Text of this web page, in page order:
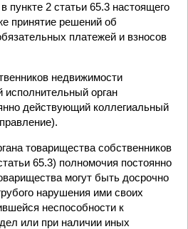
пункте 2 статьи 65.3 настоящего
принятие решений об
платежей и взносов
недвижимости
орган
действующий коллегиальный
товарищества собственников
65.3) полномочия постоянно
могут быть досрочно
нарушения ими своих
неспособности к
или при наличии иных